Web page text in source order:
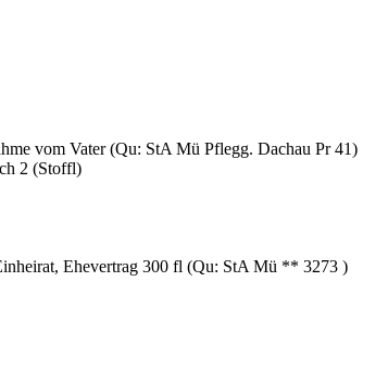
vom Vater (Qu: StA Mü Pflegg. Dachau Pr 41)
2 (Stoffl)
Ehevertrag 300 fl (Qu: StA Mü ** 3273 )